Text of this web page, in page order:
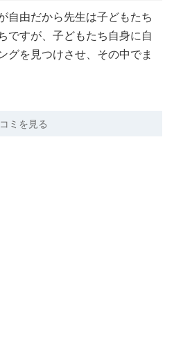
自由だから先生は子どもたち
ですが、子どもたち自身に自
グを見つけさせ、その中でま
ミを見る